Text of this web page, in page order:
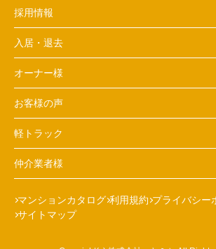
採用情報
入居・退去
オーナー様
お客様の声
軽トラック
仲介業者様
マンションカタログ 利用規約 プライバシー
サイトマップ